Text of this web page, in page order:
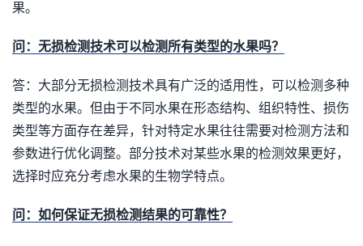
果。
问：无损检测技术可以检测所有类型的水果吗？
答：大部分无损检测技术具有广泛的适用性，可以检测多种
类型的水果。但由于不同水果在形态结构、组织特性、损伤
类型等方面存在差异，针对特定水果往往需要对检测方法和
参数进行优化调整。部分技术对某些水果的检测效果更好，
选择时应充分考虑水果的生物学特点。
问：如何保证无损检测结果的可靠性？